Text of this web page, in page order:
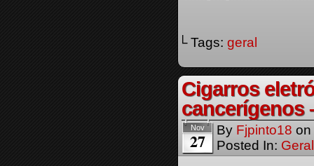
└ Tags: geral
Cigarros
cancerígenos
Nov
27 By Fjpinto18 on
Posted In: Geral